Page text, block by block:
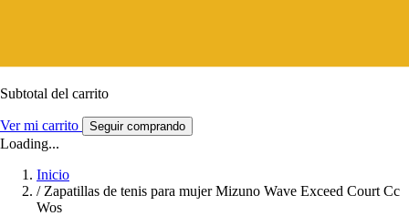
Subtotal del carrito
Ver mi carrito Seguir comprando
Loading...
Inicio
/ Zapatillas de tenis para mujer Mizuno Wave Exceed Court Cc
Wos